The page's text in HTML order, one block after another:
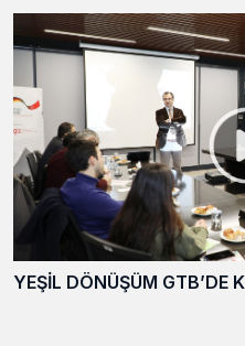
YEŞİL DÖNÜŞÜM GTB’DE